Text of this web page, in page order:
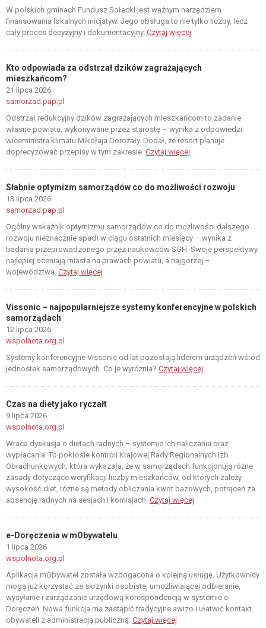
W polskich gminach Fundusz Sołecki jest ważnym narzędziem
finansowania lokalnych inicjatyw. Jego obsługa to nie tylko liczby, lecz
cały proces decyzyjny i dokumentacyjny. Czytaj więcej
Kto odpowiada za odstrzał dzików zagrażających
mieszkańcom?
21 lipca 2026
samorzad.pap.pl
Odstrzał redukcyjny dzików zagrażających mieszkańcom to zadanie
własne powiatu, wykonywane przez starostę – wynika z odpowiedzi
wiceministra klimatu Mikołaja Dorożały. Dodał, że resort planuje
doprecyzować przepisy w tym zakresie. Czytaj więcej
Słabnie optymizm samorządów co do możliwości rozwoju
13 lipca 2026
samorzad.pap.pl
Ogólny wskaźnik optymizmu samorządów co do możliwości dalszego
rozwoju nieznacznie spadł w ciągu ostatnich miesięcy – wynika z
badania przeprowadzonego przez naukowców SGH. Swoje perspektywy
najlepiej oceniają miasta na prawach powiatu, a najgorzej –
województwa. Czytaj więcej
Vissonic – najpopularniejsze systemy konferencyjne w polskich
samorządach
12 lipca 2026
wspolnota.org.pl
Systemy konferencyjne Vissonic od lat pozostają liderem urządzeń wśród
jednostek samorządowych. Co je wyróżnia? Czytaj więcej
Czas na diety jako ryczałt
9 lipca 2026
wspolnota.org.pl
Wraca dyskusja o dietach radnych – systemie ich naliczania oraz
wypłacania. To pokłosie kontroli Krajowej Rady Regionalnych Izb
Obrachunkowych, która wykazała, że w samorządach funkcjonują różne
zasady dotyczące weryfikacji liczby mieszkańców, od których zależy
wysokość diet, różne są metody obliczania kwot bazowych, potrąceń za
absencję radnych na sesjach i komisjach. Czytaj więcej
e-Doręczenia w mObywatelu
1 lipca 2026
wspolnota.org.pl
Aplikacja mObywatel została wzbogacona o kolejną usługę. Użytkownicy
mogą już korzystać ze skrzynki osobistej umożliwiającej odbieranie,
wysyłanie i zarządzanie urzędową korespondencją w systemie e-
Doręczeń. Nowa funkcja ma zastąpić tradycyjne awizo i ułatwić kontakt
obywateli z administracją publiczną. Czytaj więcej